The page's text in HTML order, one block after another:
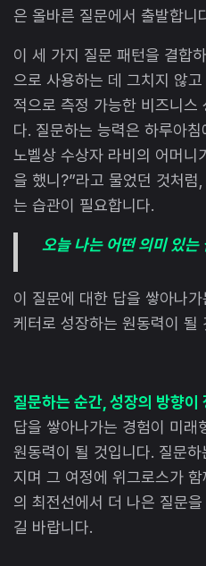
은 올바른 질문에서 출발합니
이 세 가지 질문 패턴을 결합
으로 사용하는 데 그치지 않
적으로 측정 가능한 비즈니스
다. 질문하는 능력은 하루아
노벨상 수상자 라비의 어머니
을 했니?”라고 물었던 것처
는 습관이 필요합니다.
오늘 나는 어떤 의미 있는
이 질문에 대한 답을 쌓아나
케터로 성장하는 원동력이 될
질문하는 순간, 성장의 방향이
답을 쌓아나가는 경험이 미래
원동력이 될 것입니다. 질문
지며 그 여정에 위그로스가
의 최전선에서 더 나은 질문
길 바랍니다.